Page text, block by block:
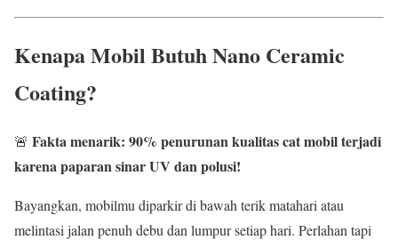
Kenapa Mobil Butuh Nano Ceramic
Coating?
🚨 Fakta menarik: 90% penurunan kualitas cat mobil terjadi
karena paparan sinar UV dan polusi!
Bayangkan, mobilmu diparkir di bawah terik matahari atau
melintasi jalan penuh debu dan lumpur setiap hari. Perlahan tapi